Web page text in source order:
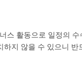
스 활동으로 일정의
하지 않을 수 있으니